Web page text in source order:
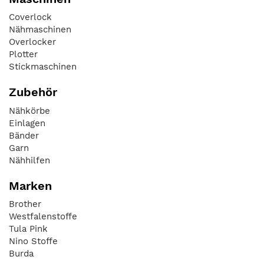
Coverlock
Nähmaschinen
Overlocker
Plotter
Stickmaschinen
Zubehör
Nähkörbe
Einlagen
Bänder
Garn
Nähhilfen
Marken
Brother
Westfalenstoffe
Tula Pink
Nino Stoffe
Burda